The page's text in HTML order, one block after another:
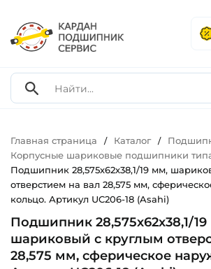
Главная страница / Каталог /
Корпусные шариковые подшипники
Подшипник 28,575х62х38,1/19 мм,
отверстием на вал 28,575 мм,
кольцо. Артикул UC206-18 (Asahi)
Подшипник 28,575х62х38,1/
шариковый с круглым
28,575 мм, сферическое